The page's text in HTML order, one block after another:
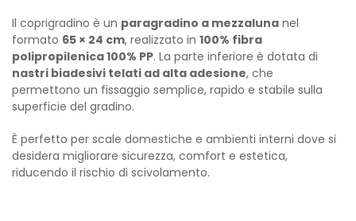
Il coprigradino è un paragradino a mezzaluna nel
formato 65 × 24 cm, realizzato in 100% fibra
polipropilenica 100% PP. La parte inferiore è dotata di
nastri biadesivi telati ad alta adesione, che
permettono un fissaggio semplice, rapido e stabile sulla
superficie del gradino.
È perfetto per scale domestiche e ambienti interni dove si
desidera migliorare sicurezza, comfort e estetica,
riducendo il rischio di scivolamento.